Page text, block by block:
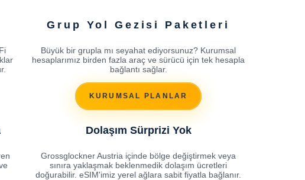
Grup Yol Gezisi Paketleri
Büyük bir grupla mı seyahat ediyorsunuz? Kurumsal
hesaplarımız birden fazla araç ve sürücü için tek hesapla
bağlantı sağlar.
KURUMSAL PLANLAR
Dolaşım Sürprizi Yok
Grossglockner Austria içinde bölge değiştirmek veya
sınıra yaklaşmak beklenmedik dolaşım ücretleri
doğurabilir. eSIM'imiz yerel ağlara sabit fiyatla bağlanır.